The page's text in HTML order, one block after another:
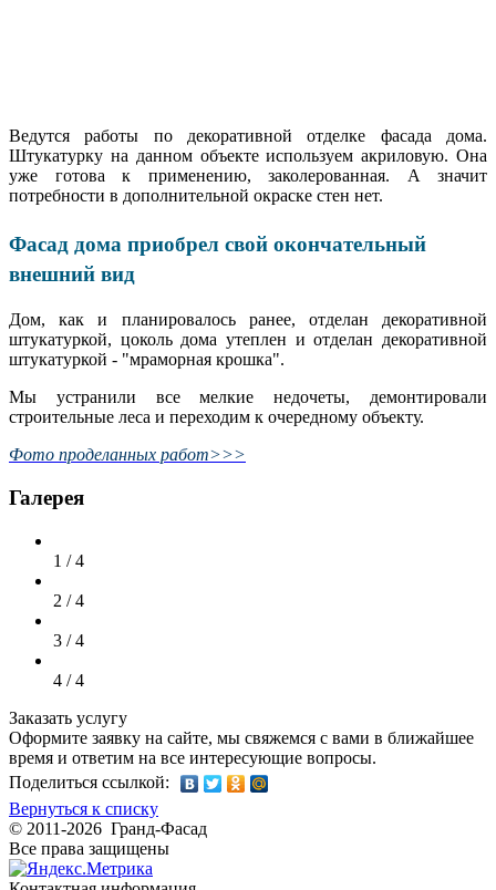
Ведутся работы по декоративной отделке фасада дома.
Штукатурку на данном объекте используем акриловую. Она
уже готова к применению, заколерованная. А значит
потребности в дополнительной окраске стен нет.
Фасад дома приобрел свой окончательный
внешний вид
Дом, как и планировалось ранее, отделан декоративной
штукатуркой, цоколь дома утеплен и отделан декоративной
штукатуркой - "мраморная крошка".
Мы устранили все мелкие недочеты, демонтировали
строительные леса и переходим к очередному объекту.
Фото проделанных работ>>>
Галерея
1 / 4
2 / 4
3 / 4
4 / 4
Заказать услугу
Оформите заявку на сайте, мы свяжемся с вами в ближайшее
время и ответим на все интересующие вопросы.
Поделиться ссылкой:
Вернуться к списку
© 2011-2026 Гранд-Фасад
Все права защищены